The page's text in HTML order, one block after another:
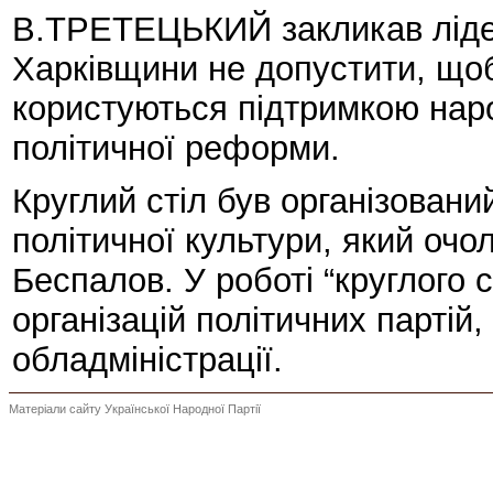
В.ТРЕТЕЦЬКИЙ закликав
Харківщини не допустити,
користуються підтримкою
політичної реформи.
Круглий стіл був
політичної культури, який
Беспалов. У роботі “круглого
організацій політичних
обладміністрації.
Матеріали сайту Української Народної Партії